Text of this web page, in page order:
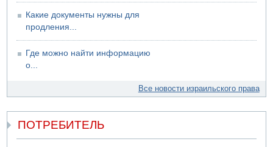
Какие документы нужны для
продления...
Где можно найти информацию
о...
Все новости израильского права
ПОТРЕБИТЕЛЬ